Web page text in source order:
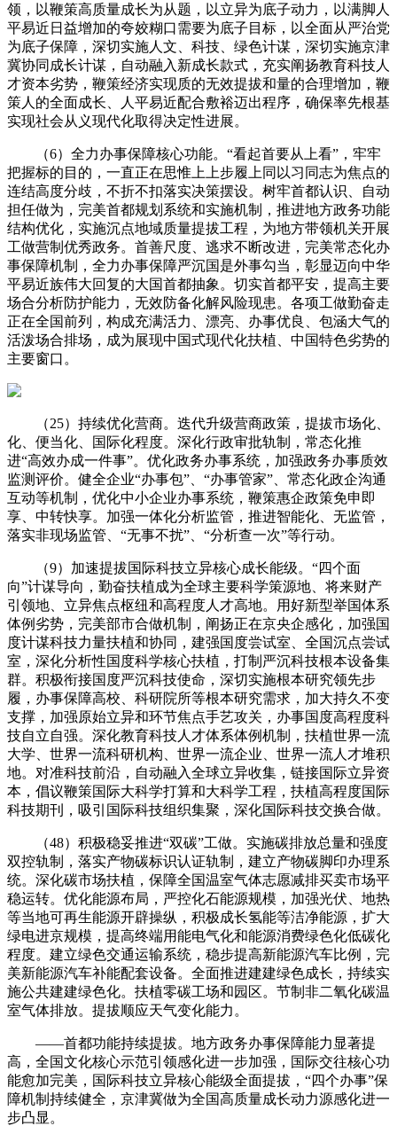
领，以鞭策高质量成长为从题，以立异为底子动力，以满脚人
平易近日益增加的夸姣糊口需要为底子目标，以全面从严治党
为底子保障，深切实施人文、科技、绿色计谋，深切实施京津
冀协同成长计谋，自动融入新成长款式，充实阐扬教育科技人
才资本劣势，鞭策经济实现质的无效提拔和量的合理增加，鞭
策人的全面成长、人平易近配合敷裕迈出程序，确保率先根基
实现社会从义现代化取得决定性进展。
（6）全力办事保障核心功能。“看起首要从上看”，牢牢
把握标的目的，一直正在思惟上上步履上同以习同志为焦点的
连结高度分歧，不折不扣落实决策摆设。树牢首都认识、自动
担任做为，完美首都规划系统和实施机制，推进地方政务功能
结构优化，实施沉点地域质量提拔工程，为地方带领机关开展
工做营制优秀政务。首善尺度、逃求不断改进，完美常态化办
事保障机制，全力办事保障严沉国是外事勾当，彰显迈向中华
平易近族伟大回复的大国首都抽象。切实首都平安，提高主要
场合分析防护能力，无效防备化解风险现患。各项工做勤奋走
正在全国前列，构成充满活力、漂亮、办事优良、包涵大气的
活泼场合排场，成为展现中国式现代化扶植、中国特色劣势的
主要窗口。
（25）持续优化营商。迭代升级营商政策，提拔市场化、
化、便当化、国际化程度。深化行政审批轨制，常态化推
进“高效办成一件事”。优化政务办事系统，加强政务办事质效
监测评价。健全企业“办事包”、“办事管家”、常态化政企沟通
互动等机制，优化中小企业办事系统，鞭策惠企政策免申即
享、中转快享。加强一体化分析监管，推进智能化、无监管，
落实非现场监管、“无事不扰”、“分析查一次”等行动。
（9）加速提拔国际科技立异核心成长能级。“四个面
向”计谋导向，勤奋扶植成为全球主要科学策源地、将来财产
引领地、立异焦点枢纽和高程度人才高地。用好新型举国体系
体例劣势，完美部市合做机制，阐扬正在京央企感化，加强国
度计谋科技力量扶植和协同，建强国度尝试室、全国沉点尝试
室，深化分析性国度科学核心扶植，打制严沉科技根本设备集
群。积极衔接国度严沉科技使命，深切实施根本研究领先步
履，办事保障高校、科研院所等根本研究需求，加大持久不变
支撑，加强原始立异和环节焦点手艺攻关，办事国度高程度科
技自立自强。深化教育科技人才体系体例机制，扶植世界一流
大学、世界一流科研机构、世界一流企业、世界一流人才堆积
地。对准科技前沿，自动融入全球立异收集，链接国际立异资
本，倡议鞭策国际大科学打算和大科学工程，扶植高程度国际
科技期刊，吸引国际科技组织集聚，深化国际科技交换合做。
（48）积极稳妥推进“双碳”工做。实施碳排放总量和强度
双控轨制，落实产物碳标识认证轨制，建立产物碳脚印办理系
统。深化碳市场扶植，保障全国温室气体志愿减排买卖市场平
稳运转。优化能源布局，严控化石能源规模，加强光伏、地热
等当地可再生能源开辟操纵，积极成长氢能等洁净能源，扩大
绿电进京规模，提高终端用能电气化和能源消费绿色化低碳化
程度。建立绿色交通运输系统，稳步提高新能源汽车比例，完
美新能源汽车补能配套设备。全面推进建建绿色成长，持续实
施公共建建绿色化。扶植零碳工场和园区。节制非二氧化碳温
室气体排放。提拔顺应天气变化能力。
——首都功能持续提拔。地方政务办事保障能力显著提
高，全国文化核心示范引领感化进一步加强，国际交往核心功
能愈加完美，国际科技立异核心能级全面提拔，“四个办事”保
障机制持续健全，京津冀做为全国高质量成长动力源感化进一
步凸显。